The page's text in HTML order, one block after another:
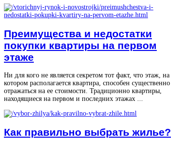
Преимущества и недостатки
покупки квартиры на первом
этаже
Ни для кого не является секретом тот факт, что этаж, на
котором располагается квартира, способен существенно
отражаться на ее стоимости. Традиционно квартиры,
находящиеся на первом и последних этажах ...
Как правильно выбрать жилье?